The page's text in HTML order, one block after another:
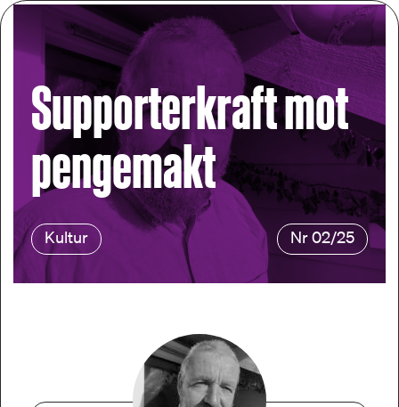
Støtt oss Abonnement
Supporterkraft mot
pengemakt
Kultur Nr 02/25